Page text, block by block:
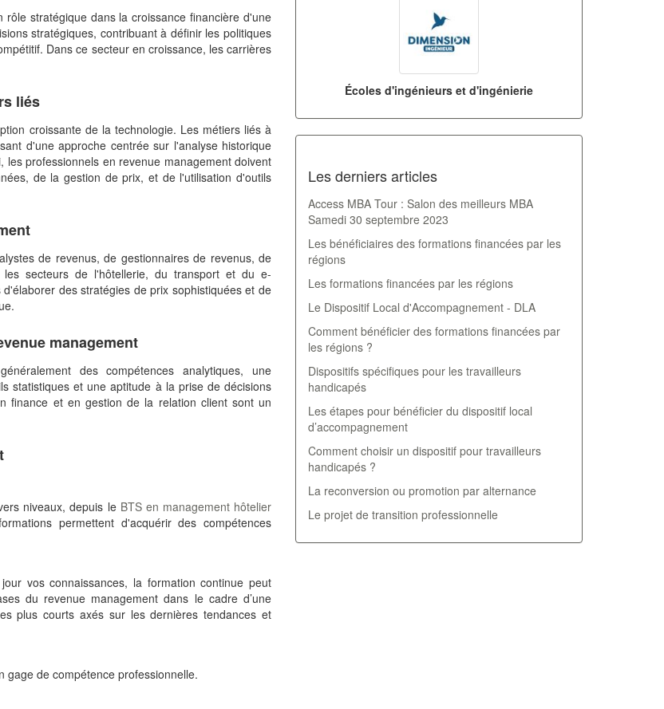
Écoles d'ingénieurs et d'ingénierie
Les derniers articles
Access MBA Tour : Salon des meilleurs MBA
Samedi 30 septembre 2023
Les bénéficiaires des formations financées par les
régions
Les formations financées par les régions
Le Dispositif Local d'Accompagnement - DLA
Comment bénéficier des formations financées par
les régions ?
Dispositifs spécifiques pour les travailleurs
handicapés
Les étapes pour bénéficier du dispositif local
d’accompagnement
Comment choisir un dispositif pour travailleurs
handicapés ?
La reconversion ou promotion par alternance
Le projet de transition professionnelle
stratégique dans la croissance financière d'une
stratégiques, contribuant à définir les politiques
Dans ce secteur en croissance, les carrières
liés
croissante de la technologie. Les métiers liés à
d'une approche centrée sur l'analyse historique
les professionnels en revenue management doivent
de la gestion de prix, et de l'utilisation d'outils
de revenus, de gestionnaires de revenus, de
secteurs de l'hôtellerie, du transport et du e-
des stratégies de prix sophistiquées et de
management
des compétences analytiques, une
statistiques et une aptitude à la prise de décisions
finance et en gestion de la relation client sont un
niveaux, depuis le BTS en management hôtelier
permettent d'acquérir des compétences
vos connaissances, la formation continue peut
du revenue management dans le cadre d’une
plus courts axés sur les dernières tendances et
gage de compétence professionnelle.